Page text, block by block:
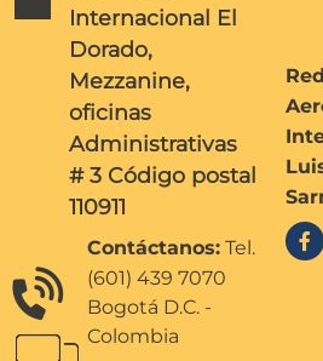
Internacional El
Dorado,
Mezzanine,
oficinas
Administrativas
# 3 Código postal
110911
Contáctanos: Tel.
(601) 439 7070
Bogotá D.C. -
Colombia